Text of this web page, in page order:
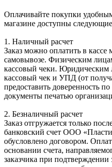
Оплачивайте покупки
магазине доступны
1. Наличный расчет
Заказ можно оплатить в кассе
самовывозе. Физическим
кассовый чеки. Юридическим
кассовый чек и УПД (от
предоставить доверенность
документы печатью
2. Безналичный расчет
Заказ отгружается только
банковский счет ООО
обусловлено договором.
основании счета,
заказчика при